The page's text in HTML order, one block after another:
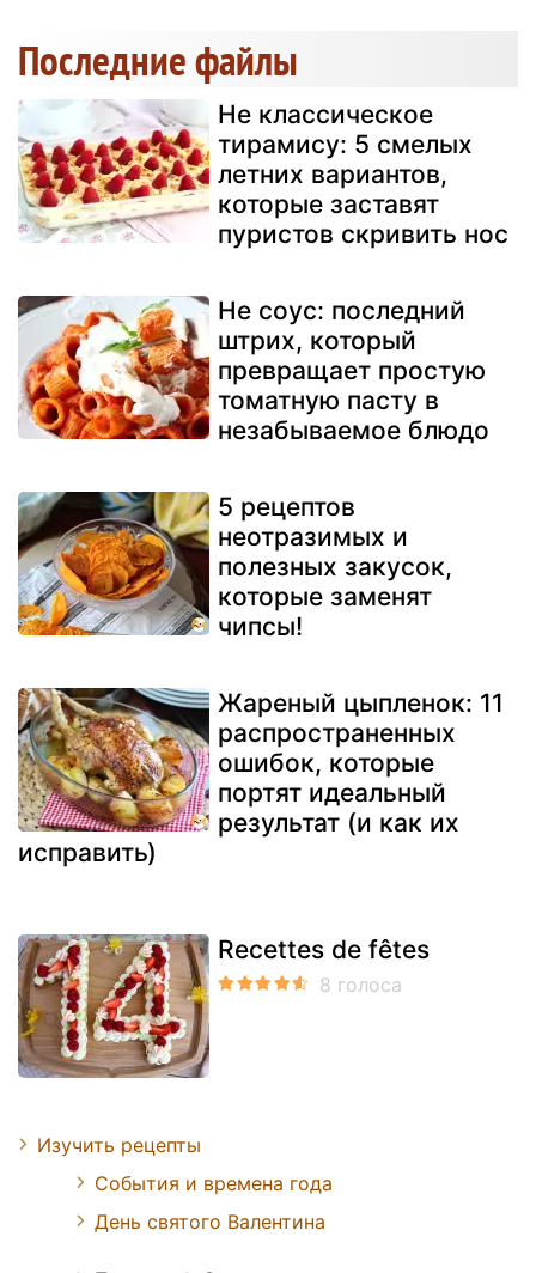
Последние файлы
Не классическое
тирамису: 5 смелых
летних вариантов,
которые заставят
пуристов скривить нос
Не соус: последний
штрих, который
превращает простую
томатную пасту в
незабываемое блюдо
5 рецептов
неотразимых и
полезных закусок,
которые заменят
чипсы!
Жареный цыпленок: 11
распространенных
ошибок, которые
портят идеальный
результат (и как их
исправить)
Recettes de fêtes
Изучить рецепты
События и времена года
День святого Валентина